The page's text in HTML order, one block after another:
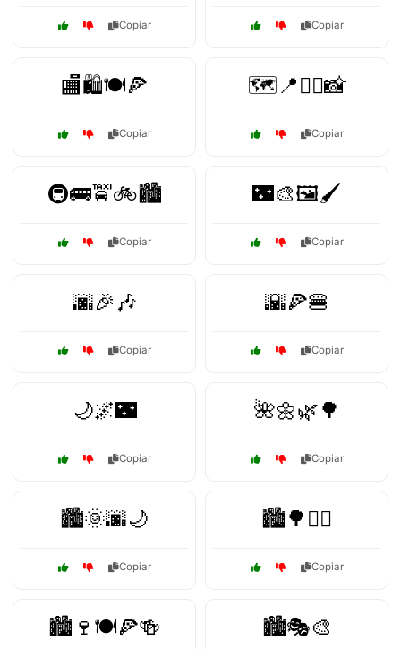
Copiar Copiar
🏬🛍️🍽️🍕
Copiar
🗺️📍🚶‍♂️📸
Copiar
🚇🚌🚖🚲🏙️
Copiar
🌃🎨🖼️🖌️
Copiar
🌆🎉🎶
Copiar
🌇🍕🍔
Copiar
🌙🌌🌃
Copiar
🌺🌼🌿🌳
Copiar
🏙️🌞🌆🌙
Copiar
🏙️🌳🚶‍♀️
Copiar
🏙️🍷🍽️🍕🍻 🏙️🎭🎨